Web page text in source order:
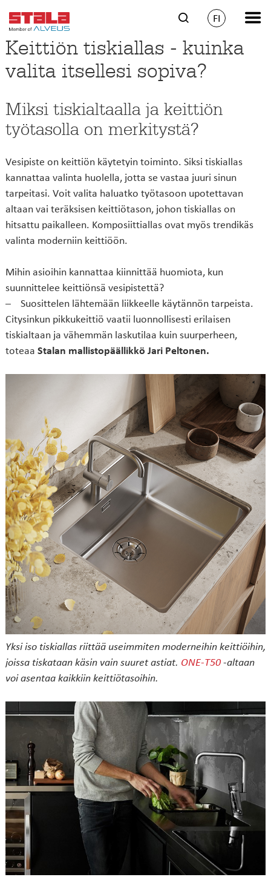
FI
Keittiön tiskiallas - kuinka
valita itsellesi sopiva?
Miksi tiskialtaalla ja keittiön
työtasolla on merkitystä?
Vesipiste on keittiön käytetyin toiminto. Siksi tiskiallas
kannattaa valinta huolella, jotta se vastaa juuri sinun
tarpeitasi. Voit valita haluatko työtasoon upotettavan
altaan vai teräksisen keittiötason, johon tiskiallas on
hitsattu paikalleen. Komposiittiallas ovat myös trendikäs
valinta moderniin keittiöön.
Mihin asioihin kannattaa kiinnittää huomiota, kun
suunnittelee keittiönsä vesipistettä?
– Suosittelen lähtemään liikkeelle käytännön tarpeista.
Citysinkun pikkukeittiö vaatii luonnollisesti erilaisen
tiskialtaan ja vähemmän laskutilaa kuin suurperheen,
toteaa Stalan mallistopäällikkö Jari Peltonen.
Yksi iso tiskiallas riittää useimmiten moderneihin keittiöihin,
joissa tiskataan käsin vain suuret astiat. ONE-T50-altaan
voi asentaa kaikkiin keittiötasoihin.